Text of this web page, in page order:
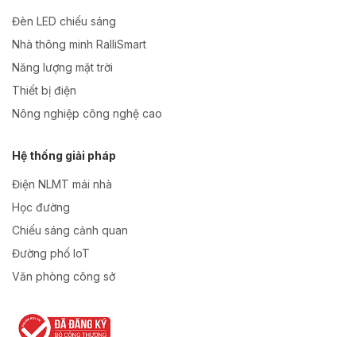
Đèn LED chiếu sáng
Nhà thông minh RalliSmart
Năng lượng mặt trời
Thiết bị điện
Nông nghiệp công nghệ cao
Hệ thống giải pháp
Điện NLMT mái nhà
Học đường
Chiếu sáng cảnh quan
Đường phố IoT
Văn phòng công sở